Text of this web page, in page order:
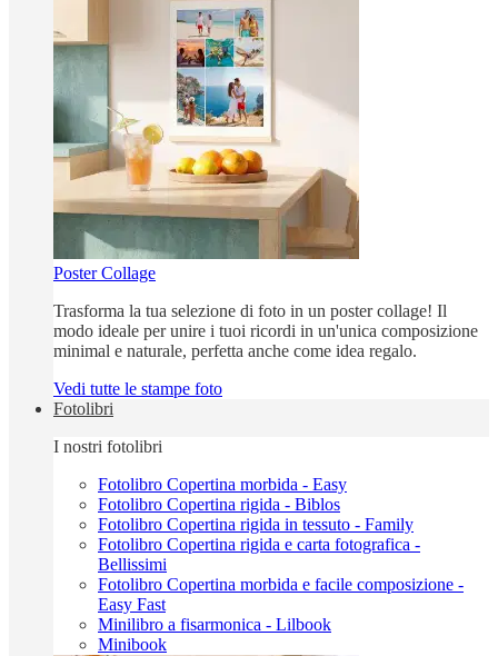
Poster Collage
Trasforma la tua selezione di foto in un poster collage! Il
modo ideale per unire i tuoi ricordi in un'unica composizione
minimal e naturale, perfetta anche come idea regalo.
Vedi tutte le stampe foto
Fotolibri
I nostri fotolibri
Fotolibro Copertina morbida - Easy
Fotolibro Copertina rigida - Biblos
Fotolibro Copertina rigida in tessuto - Family
Fotolibro Copertina rigida e carta fotografica -
Bellissimi
Fotolibro Copertina morbida e facile composizione -
Easy Fast
Minilibro a fisarmonica - Lilbook
Minibook